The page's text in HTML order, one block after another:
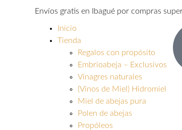
Envíos gratis en Ibagué por compras
Inicio
Tienda
Regalos con propósito
Embrioabeja – Exclusivos
Vinagres naturales
(Vinos de Miel) Hidromiel
Miel de abejas pura
Polen de abejas
Propóleos